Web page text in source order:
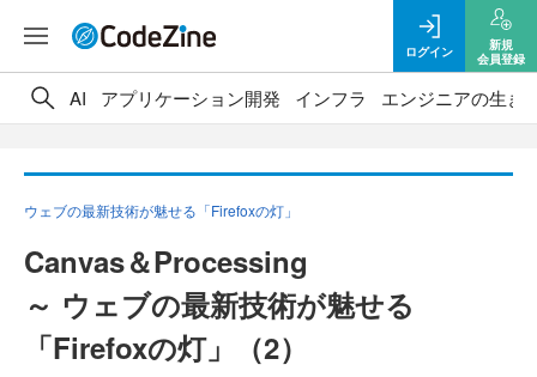
ログイン
新規
会員登録
AI アプリケーション開発 インフラ エンジニアの生き
ウェブの最新技術が魅せる「Firefoxの灯」
Canvas＆Processing
～ ウェブの最新技術が魅せる
「Firefoxの灯」（2）